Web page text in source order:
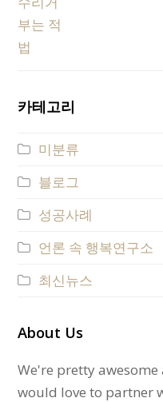
카테고리
미분류
블로그
성공사례
언론 속 행복연구소
최신뉴스
About Us
We're pretty
would love to partner